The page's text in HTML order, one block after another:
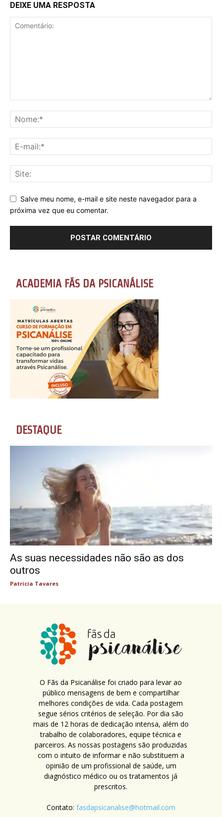
DEIXE UMA RESPOSTA
Salve meu nome, e-mail e site neste navegador para a
próxima vez que eu comentar.
ACADEMIA FÃS DA PSICANÁLISE
DESTAQUE
As suas necessidades não são as dos
outros
Patricia Tavares
O Fãs da Psicanálise foi criado para levar ao
público mensagens de bem e compartilhar
melhores condições de vida. Cada postagem
segue sérios critérios de seleção. Por dia são
mais de 12 horas de dedicação intensa, além do
trabalho de colaboradores, equipe técnica e
parceiros. As nossas postagens são produzidas
com o intuito de informar e não substituem a
opinião de um profissional de saúde, um
diagnóstico médico ou os tratamentos já
prescritos.
Contato: fasdapsicanalise@hotmail.com